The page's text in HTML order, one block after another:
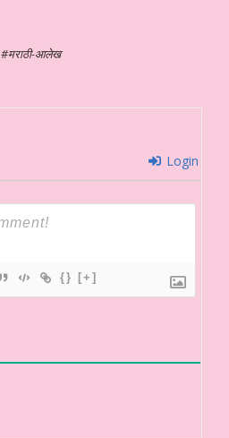
#मराठी-आलेख
Login
{} [+]